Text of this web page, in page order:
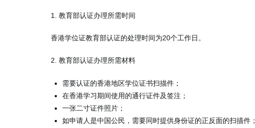
1. 教育部认证办理所需时间
香港学位证教育部认证的处理时间为20个工作日。
2. 教育部认证办理所需材料
需要认证的香港地区学位证书扫描件；
在香港学习期间使用的通行证件及签注；
一张二寸证件照片；
如申请人是中国公民，需要同时提供身份证的正反面的扫描件；